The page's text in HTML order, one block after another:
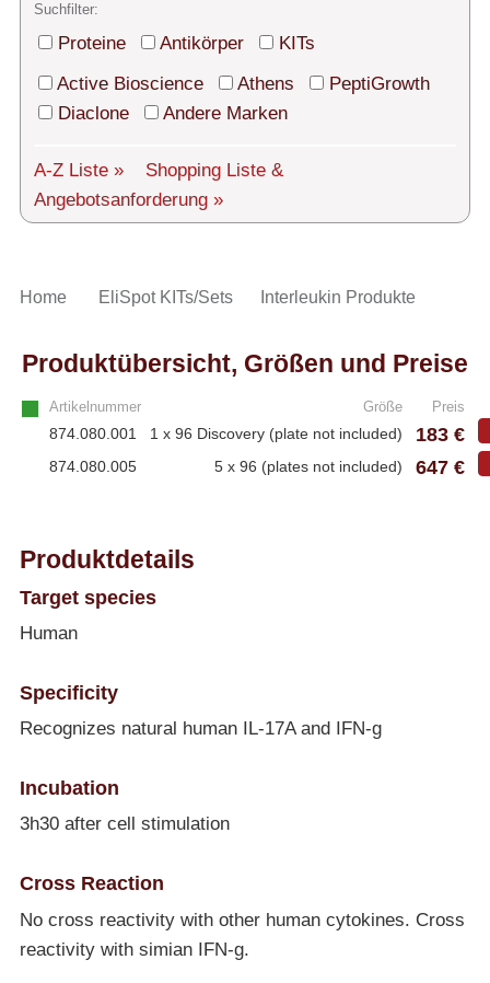
Versand
Über uns
AGBs
Login
Suchfilter:
Proteine Antikörper
KITs
Active Bioscience
Athens
PeptiGrowth
Diaclone
Andere Marken
A-Z Liste » Shopping Liste &
Angebotsanforderung »
Home EliSpot KITs/Sets Interleukin Produkte
Produktübersicht, Größen und Preise
Artikelnummer Größe Preis
874.080.001 1 x 96 Discovery (plate not included) 183 €
874.080.005 5 x 96 (plates not included) 647 €
Produktdetails
Target species
Human
Specificity
Recognizes natural human IL-17A and IFN-g
Incubation
3h30 after cell stimulation
Cross Reaction
No cross reactivity with other human cytokines. Cross
reactivity with simian IFN-g.